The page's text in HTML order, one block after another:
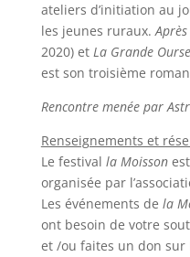
ateliers d’initiation au
les jeunes ruraux.
2020) etLa Grande Ourse
est son troisième
Rencontre menée par
Renseignements et
Le festival la Moisson
organisée par
Les événements de la
ont besoin de votre
et /ou faites un don sur